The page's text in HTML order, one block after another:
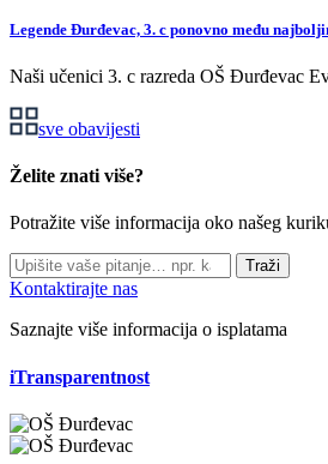
Legende Đurđevac, 3. c ponovno među
Naši učenici 3. c razreda OŠ Đurđevac
sve obavijesti
Želite znati više?
Potražite više informacija oko našeg
Traži
Kontaktirajte nas
Saznajte više informacija o isplatama
iTransparentnost